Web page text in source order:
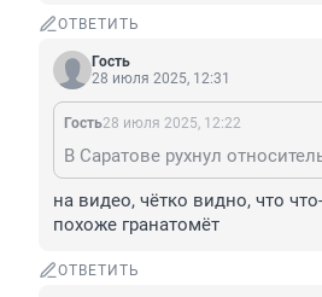
ОТВЕТИТЬ
Гость
28 июля 2025, 12:31
Гость28 июля 2025, 12:22
на видео, чётко видно, что
похоже гранатомёт
ОТВЕТИТЬ